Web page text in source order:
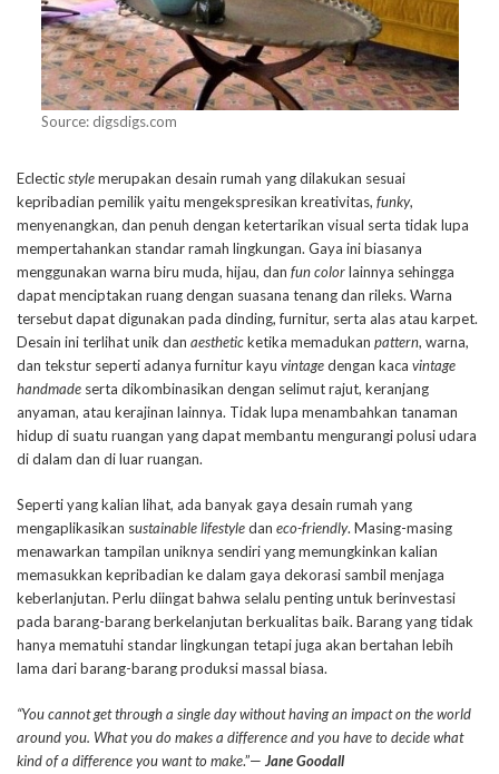
Source: digsdigs.com
Eclecticstylemerupakan desain rumah yang dilakukan sesuai
kepribadian pemilik yaitu mengekspresikan kreativitas, funky,
menyenangkan, dan penuh dengan ketertarikan visual serta tidak lupa
mempertahankan standar ramah lingkungan. Gaya ini biasanya
menggunakan warna biru muda, hijau, dan fun colorlainnya sehingga
dapat menciptakan ruang dengan suasana tenang dan rileks. Warna
tersebut dapat digunakan pada dinding, furnitur, serta alas atau karpet.
Desain ini terlihat unik dan aestheticketika memadukan pattern, warna,
dan tekstur seperti adanya furnitur kayu vintagedengan kaca vintage
handmade serta dikombinasikan dengan selimut rajut, keranjang
anyaman, atau kerajinan lainnya. Tidak lupa menambahkan tanaman
hidup di suatu ruangan yang dapat membantu mengurangi polusi udara
di dalam dan di luar ruangan.
Seperti yang kalian lihat, ada banyak gaya desain rumah yang
mengaplikasikan sustainable lifestyledan eco-friendly. Masing-masing
menawarkan tampilan uniknya sendiri yang memungkinkan kalian
memasukkan kepribadian ke dalam gaya dekorasi sambil menjaga
keberlanjutan. Perlu diingat bahwa selalu penting untuk berinvestasi
pada barang-barang berkelanjutan berkualitas baik. Barang yang tidak
hanya mematuhi standar lingkungan tetapi juga akan bertahan lebih
lama dari barang-barang produksi massal biasa.
“You cannot get through a single day without having an impact on the world
around you. What you do makes a difference and you have to decide what
kind of a difference you want to make.”— Jane Goodall